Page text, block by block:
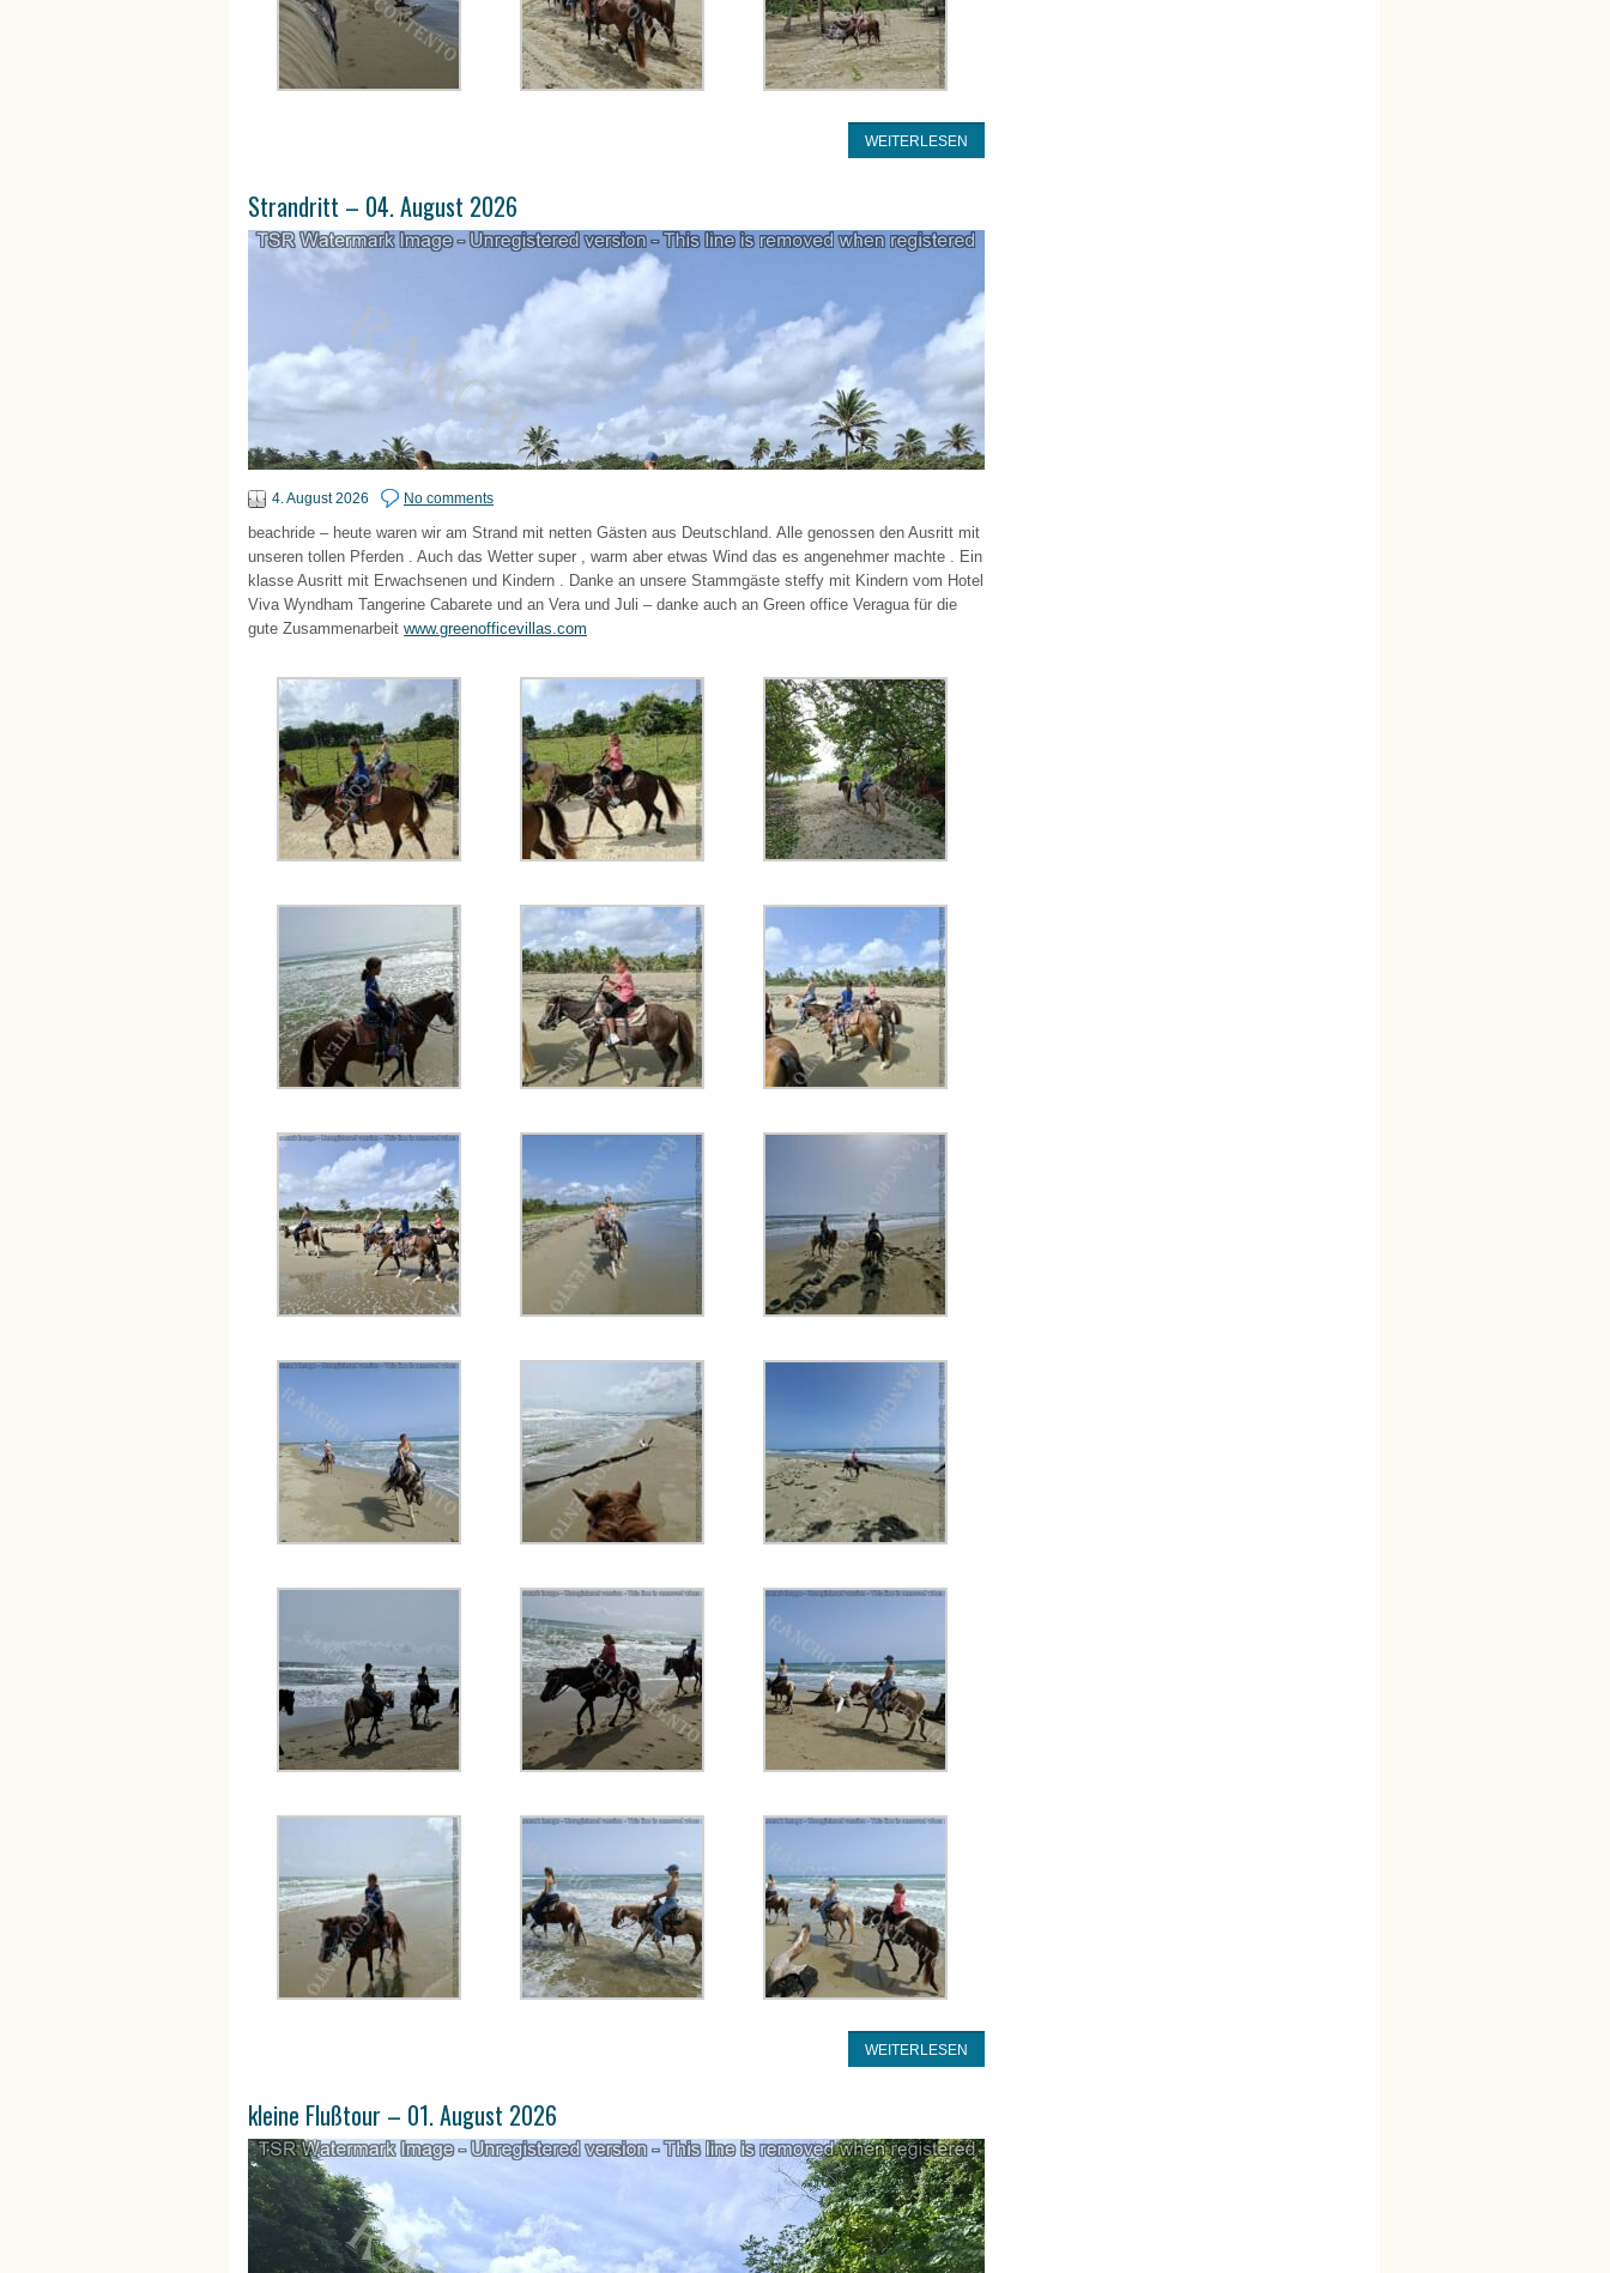
WEITERLESEN
Strandritt – 04. August 2026
4. August 2026 No comments
beachride – heute waren wir am Strand mit netten Gästen aus Deutschland. Alle genossen den Ausritt mit
unseren tollen Pferden . Auch das Wetter super , warm aber etwas Wind das es angenehmer machte . Ein
klasse Ausritt mit Erwachsenen und Kindern . Danke an unsere Stammgäste steffy mit Kindern vom Hotel
Viva Wyndham Tangerine Cabarete und an Vera und Juli – danke auch an Green office Veragua für die
gute Zusammenarbeit www.greenofficevillas.com
WEITERLESEN
kleine Flußtour – 01. August 2026